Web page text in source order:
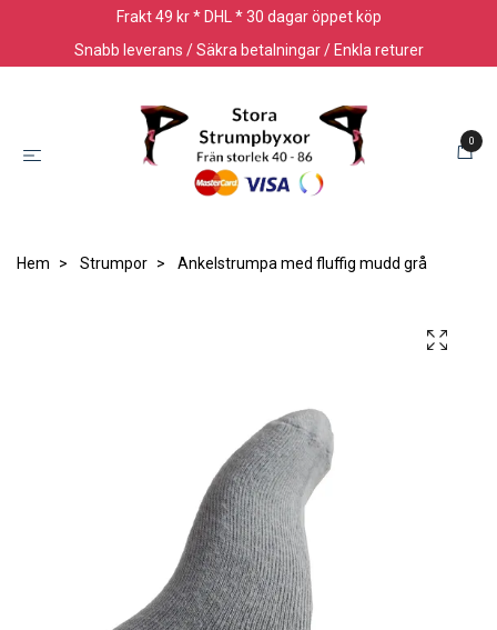
Frakt 49 kr * DHL * 30 dagar öppet köp
Snabb leverans / Säkra betalningar / Enkla returer
0
Hem Strumpor Ankelstrumpa med fluffig mudd grå